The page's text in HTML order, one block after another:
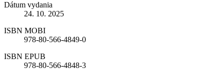
Dátum vydania
24. 10. 2025
ISBN MOBI
978-80-566-4849-0
ISBN EPUB
978-80-566-4848-3